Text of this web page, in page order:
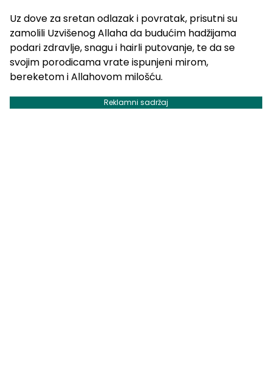
Uz dove za sretan odlazak i povratak, prisutni su
zamolili Uzvišenog Allaha da budućim hadžijama
podari zdravlje, snagu i hairli putovanje, te da se
svojim porodicama vrate ispunjeni mirom,
bereketom i Allahovom milošću.
Reklamni sadržaj